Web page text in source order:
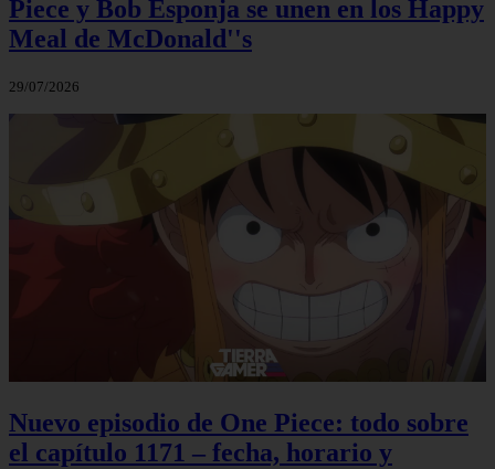
Piece y Bob Esponja se unen en los Happy
Meal de McDonald''s
29/07/2026
Nuevo episodio de One Piece: todo sobre
el capítulo 1171 – fecha, horario y